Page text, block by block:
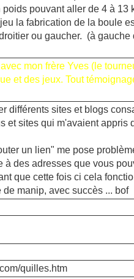
pouvant aller de 4 à 13
la fabrication de la boule
ou gaucher. (à gauche
mon frère Yves (le
et des jeux. Tout
différents sites et blogs
et sites qui m'avaient appris
un lien" me pose
à des adresses que vous
que cette fois ci cela
manip, avec succès ... bof
quilles.htm